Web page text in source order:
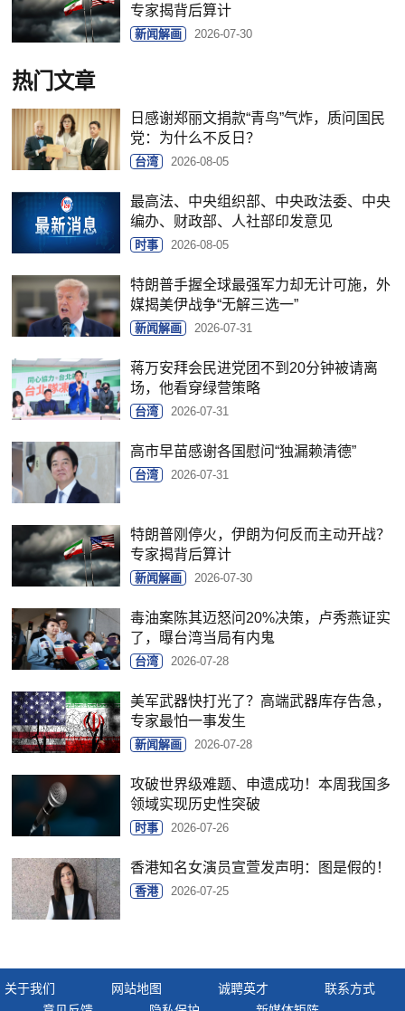
专家揭背后算计
新闻解画 2026-07-30
热门文章
日感谢郑丽文捐款“青鸟”气炸，质问国民
党：为什么不反日？
台湾 2026-08-05
最高法、中央组织部、中央政法委、中央
编办、财政部、人社部印发意见
时事 2026-08-05
特朗普手握全球最强军力却无计可施，外
媒揭美伊战争“无解三选一”
新闻解画 2026-07-31
蒋万安拜会民进党团不到20分钟被请离
场，他看穿绿营策略
台湾 2026-07-31
高市早苗感谢各国慰问“独漏赖清德”
台湾 2026-07-31
特朗普刚停火，伊朗为何反而主动开战？
专家揭背后算计
新闻解画 2026-07-30
毒油案陈其迈怒问20%决策，卢秀燕证实
了，曝台湾当局有内鬼
台湾 2026-07-28
美军武器快打光了？高端武器库存告急，
专家最怕一事发生
新闻解画 2026-07-28
攻破世界级难题、申遗成功！本周我国多
领域实现历史性突破
时事 2026-07-26
香港知名女演员宣萱发声明：图是假的！
香港 2026-07-25
关于我们 网站地图 诚聘英才
联系方式